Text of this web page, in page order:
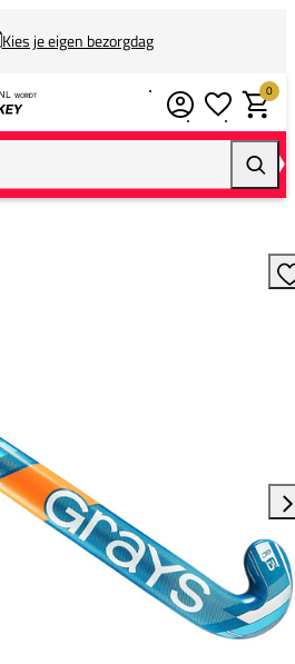
Kies je eigen bezorgdag
0